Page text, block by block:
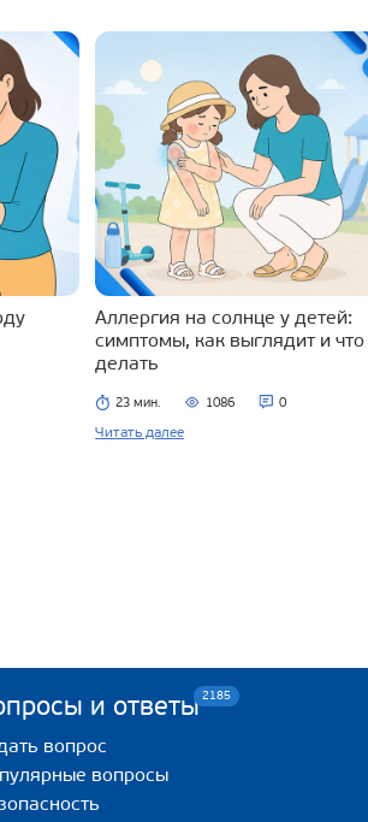
Аллергия на солнце у детей:
симптомы, как выглядит и что
делать
23 мин. 1086 0
Читать далее
и ответы2185
вопрос
вопросы